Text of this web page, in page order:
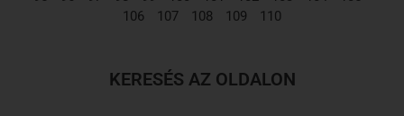
106
107 108 109 110
KERESÉS AZ OLDALON